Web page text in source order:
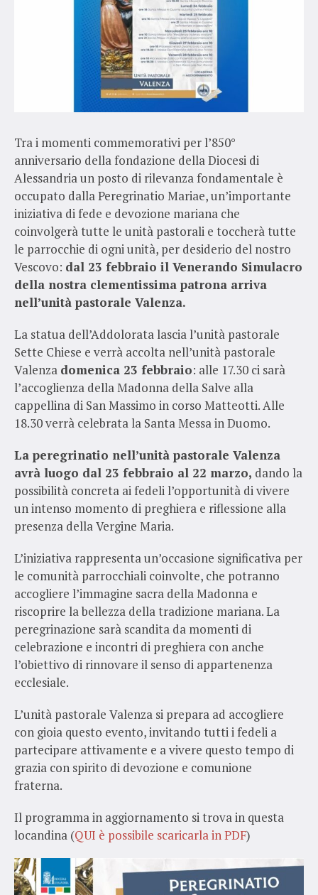
Tra i momenti commemorativi per l’850°
anniversario della fondazione della Diocesi di
Alessandria un posto di rilevanza fondamentale è
occupato dalla Peregrinatio Mariae, un’importante
iniziativa di fede e devozione mariana che
coinvolgerà tutte le unità pastorali e toccherà tutte
le parrocchie di ogni unità, per desiderio del nostro
Vescovo: dal 23 febbraio il Venerando Simulacro
della nostra clementissima patrona arriva
nell’unità pastorale Valenza.
La statua dell’Addolorata lascia l’unità pastorale
Sette Chiese e verrà accolta nell’unità pastorale
Valenza domenica 23 febbraio: alle 17.30 ci sarà
l’accoglienza della Madonna della Salve alla
cappellina di San Massimo in corso Matteotti. Alle
18.30 verrà celebrata la Santa Messa in Duomo.
La peregrinatio nell’unità pastorale Valenza
avrà luogo dal 23 febbraio al 22 marzo, dando la
possibilità concreta ai fedeli l’opportunità di vivere
un intenso momento di preghiera e riflessione alla
presenza della Vergine Maria.
L’iniziativa rappresenta un’occasione significativa per
le comunità parrocchiali coinvolte, che potranno
accogliere l’immagine sacra della Madonna e
riscoprire la bellezza della tradizione mariana. La
peregrinazione sarà scandita da momenti di
celebrazione e incontri di preghiera con anche
l’obiettivo di rinnovare il senso di appartenenza
ecclesiale.
L’unità pastorale Valenza si prepara ad accogliere
con gioia questo evento, invitando tutti i fedeli a
partecipare attivamente e a vivere questo tempo di
grazia con spirito di devozione e comunione
fraterna.
Il programma in aggiornamento si trova in questa
locandina (QUI è possibile scaricarla in PDF)